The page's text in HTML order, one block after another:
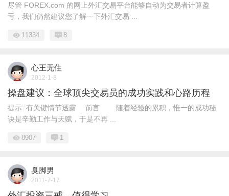
尽管 FOREX.com 的网上外汇交易平台能够自动为交易者计算盈
亏，我们仍然建议您了解一下外汇交易 ...
11334 8
心王无住
2012-1-8
操盘建议：全球顶尖交易员的成功实践和心路历程
提示: 有关键情节透露 前言 随着经验的累积，惟一的成功秘
诀是辛勤工作与天赋，于是不再 ...
8907 1
臭脚男
2011-7-17